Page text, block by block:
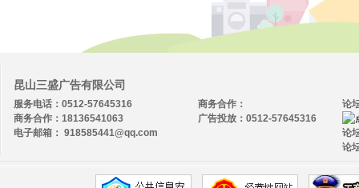
昆山三盛广告有限公司
服务电话：0512-57645316
商务合作：18136541063
电子邮箱： 918585441@qq.com
论
论
论
商务合作：
广告投放：0512-57645316